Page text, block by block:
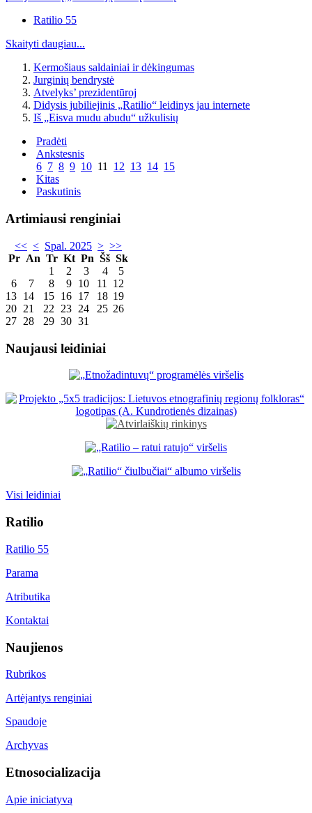
Ratilio 55
Skaityti daugiau...
Kermošiaus saldainiai ir dėkingumas
Jurginių bendrystė
Atvelyks’ prezidentūroj
Didysis jubiliejinis „Ratilio“ leidinys jau internete
Iš „Eisva mudu abudu“ užkulisių
Pradėti
Ankstesnis
6 7 8 9 10 11 12 13 14 15
Kitas
Paskutinis
Artimiausi renginiai
<< < Spal. 2025 > >>
Pr An Tr Kt Pn Šš Sk
1
2 3 4
5
6
7 8 9 10 11
12
13 14 15 16 17 18 19
20 21 22 23 24 25 26
27 28 29 30 31
Naujausi leidiniai
Visi leidiniai
Ratilio
Ratilio 55
Parama
Atributika
Kontaktai
Naujienos
Rubrikos
Artėjantys renginiai
Spaudoje
Archyvas
Etnosocializacija
Apie iniciatyvą